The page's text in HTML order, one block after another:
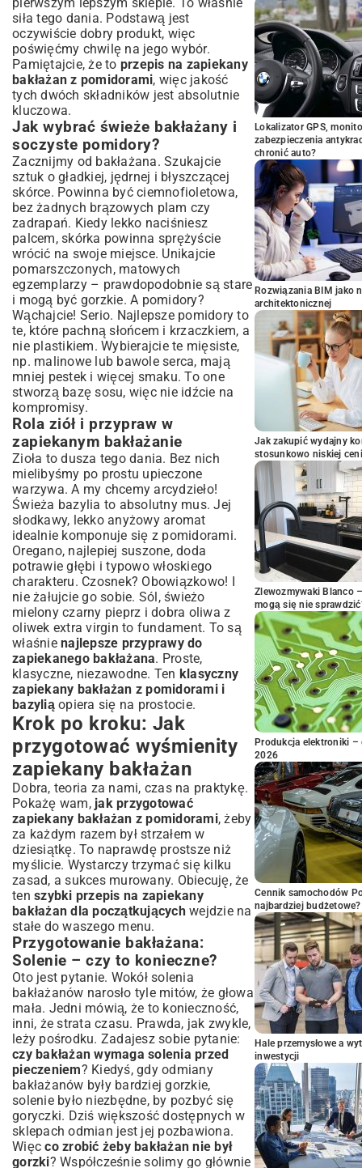
siła tego dania. Podstawą jest
oczywiście dobry produkt, więc
poświęćmy chwilę na jego wybór.
Pamiętajcie, że to przepis na zapiekany
bakłażan z pomidorami, więc jakość
tych dwóch składników jest absolutnie
kluczowa.
Jak wybrać świeże bakłażany i
soczyste pomidory?
Zacznijmy od bakłażana. Szukajcie
sztuk o gładkiej, jędrnej i błyszczącej
skórce. Powinna być ciemnofioletowa,
bez żadnych brązowych plam czy
zadrapań. Kiedy lekko naciśniesz
palcem, skórka powinna sprężyście
wrócić na swoje miejsce. Unikajcie
pomarszczonych, matowych
egzemplarzy – prawdopodobnie są stare
i mogą być gorzkie. A pomidory?
Wąchajcie! Serio. Najlepsze pomidory to
te, które pachną słońcem i krzaczkiem, a
nie plastikiem. Wybierajcie te mięsiste,
np. malinowe lub bawole serca, mają
mniej pestek i więcej smaku. To one
stworzą bazę sosu, więc nie idźcie na
kompromisy.
Rola ziół i przypraw w
zapiekanym bakłażanie
Zioła to dusza tego dania. Bez nich
mielibyśmy po prostu upieczone
warzywa. A my chcemy arcydzieło!
Świeża bazylia to absolutny mus. Jej
słodkawy, lekko anyżowy aromat
idealnie komponuje się z pomidorami.
Oregano, najlepiej suszone, doda
potrawie głębi i typowo włoskiego
charakteru. Czosnek? Obowiązkowo! I
nie żałujcie go sobie. Sól, świeżo
mielony czarny pieprz i dobra oliwa z
oliwek extra virgin to fundament. To są
właśnie najlepsze przyprawy do
zapiekanego bakłażana. Proste,
klasyczne, niezawodne. Ten klasyczny
zapiekany bakłażan z pomidorami i
bazyliąopiera się na prostocie.
Krok po kroku: Jak
przygotować wyśmienity
zapiekany bakłażan
Dobra, teoria za nami, czas na praktykę.
Pokażę wam, jak przygotować
zapiekany bakłażan z pomidorami, żeby
za każdym razem był strzałem w
dziesiątkę. To naprawdę prostsze niż
myślicie. Wystarczy trzymać się kilku
zasad, a sukces murowany. Obiecuję, że
ten szybki przepis na zapiekany
bakłażan dla początkującychwejdzie na
stałe do waszego menu.
Przygotowanie bakłażana:
Solenie – czy to konieczne?
Oto jest pytanie. Wokół solenia
bakłażanów narosło tyle mitów, że głowa
mała. Jedni mówią, że to konieczność,
inni, że strata czasu. Prawda, jak zwykle,
leży pośrodku. Zadajesz sobie pytanie:
czy bakłażan wymaga solenia przed
pieczeniem? Kiedyś, gdy odmiany
bakłażanów były bardziej gorzkie,
solenie było niezbędne, by pozbyć się
goryczki. Dziś większość dostępnych w
sklepach odmian jest jej pozbawiona.
Więcco zrobić żeby bakłażan nie był
gorzki? Współcześnie solimy go głównie
Lokalizator GPS,
zabezpieczenia
chronić auto?
Rozwiązania BIM jako
architektonicznej
Jak zakupić wydajny
stosunkowo niskiej
Zlewozmywaki Blanco
mogą się nie
Produkcja elektroniki –
2026
Cennik samochodów
najbardziej budżetowe?
Hale przemysłowe a
inwestycji